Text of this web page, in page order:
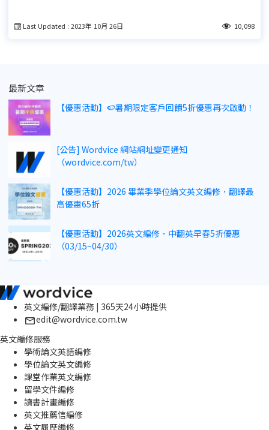
Last Updated : 2023年 10月 26日 10,098
最新文章
【優惠活動】🍉暑期限定客戶回饋5折優惠再次啟動！
[公告] Wordvice 網站網址變更通知
（wordvice.com/tw）
【優惠活動】2026 畢業季學位論文英文編修．翻譯最
高優惠65折
【優惠活動】2026英文編修．中翻英早春5折優惠
（03/15~04/30）
英文編修/翻譯業務 | 365天24小時提供
edit@wordvice.com.tw
英文編修服務
學術論文英語編修
學位論文英文編修
課堂作業英文編修
留學文件編修
讀書計畫編修
英文推薦信編修
英文履歷編修